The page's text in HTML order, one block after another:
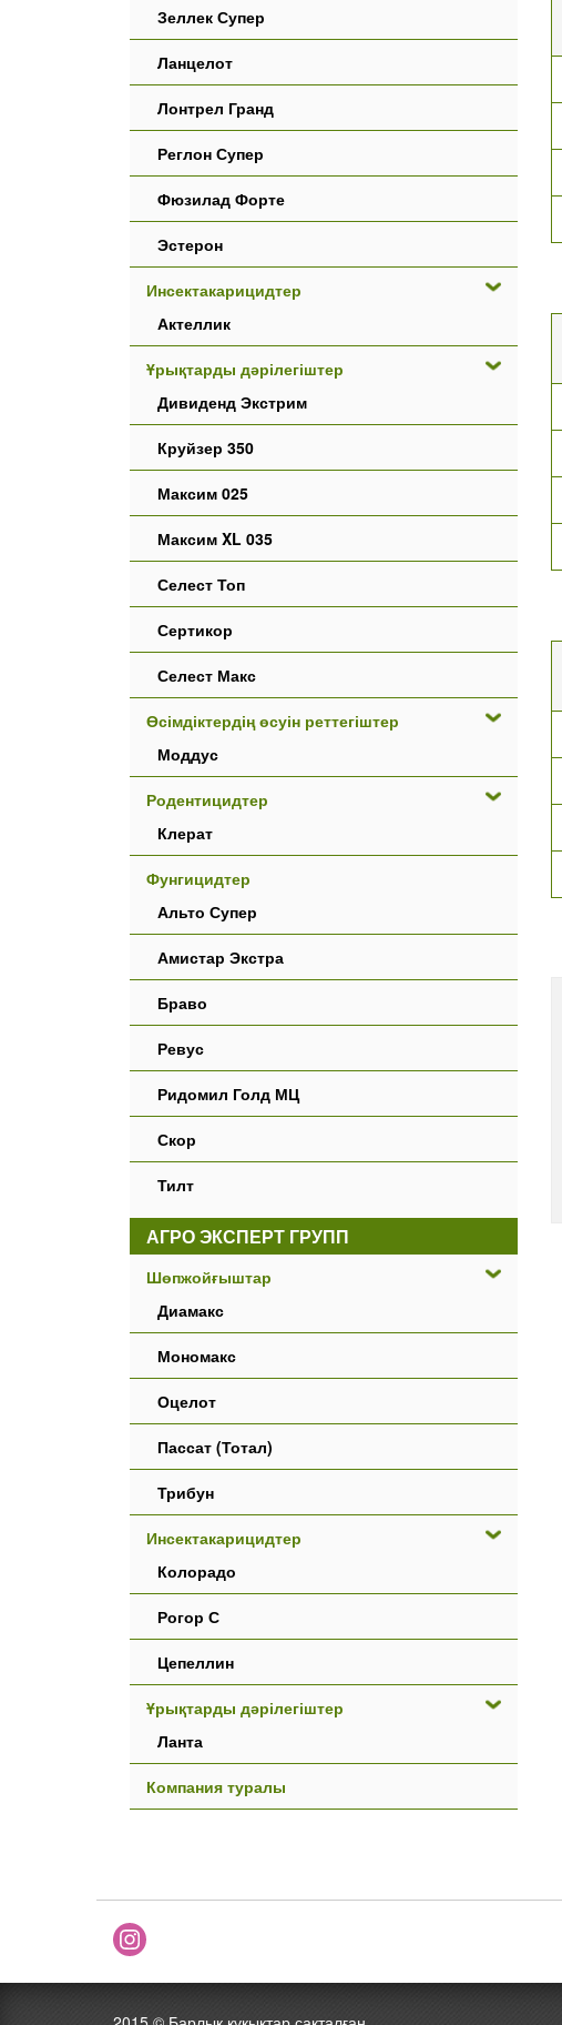
Зеллек Супер
Ланцелот
Лонтрел Гранд
Реглон Супер
Фюзилад Форте
Эстерон
Инсектакарицидтер
Актеллик
Ұрықтарды дәрілегіштер
Дивиденд Экстрим
Круйзер 350
Максим 025
Максим XL 035
Селест Топ
Сертикор
Селест Макс
Өсімдіктердің өсуін реттегіштер
Моддус
Родентицидтер
Клерат
Фунгицидтер
Альто Супер
Амистар Экстра
Браво
Ревус
Ридомил Голд МЦ
Скор
Тилт
АГРО ЭКСПЕРТ ГРУПП
Шөпжойғыштар
Диамакс
Мономакс
Оцелот
Пассат (Тотал)
Трибун
Инсектакарицидтер
Колорадо
Рогор С
Цепеллин
Ұрықтарды дәрілегіштер
Ланта
Компания туралы